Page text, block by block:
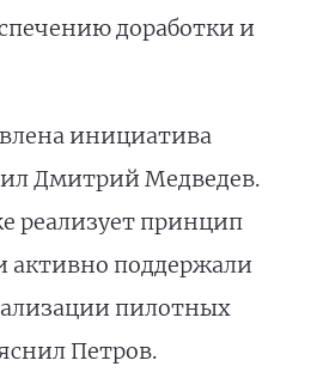
доработки и
инициатива
Дмитрий Медведев.
реализует принцип
активно поддержали
пилотных
Петров.